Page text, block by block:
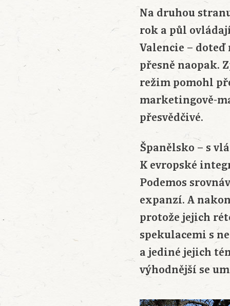
Na druhou
rok a půl
Valencie –
přesně naopak.
režim pomohl
marketingově-
přesvědčivé.
Španělsko – s
K evropské
Podemos
expanzí. A
protože jejich
spekulacemi s
a jediné jejich
výhodnější se